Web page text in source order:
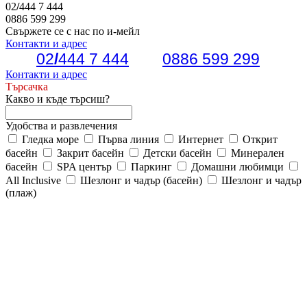
02/444 7 444
0886 599 299
Свържете се с нас по и-мейл
Контакти и адрес
02/444 7 444 0886 599 299
Контакти и адрес
Търсачка
Какво и къде търсиш?
Удобства и развлечения
Гледка море
Първа линия Интернет
Открит
басейн
Закрит басейн Детски басейн
Минерален
басейн
SPA център Паркинг
Домашни любимци
All Inclusive
Шезлонг и чадър (басейн)
Шезлонг и чадър
(плаж)